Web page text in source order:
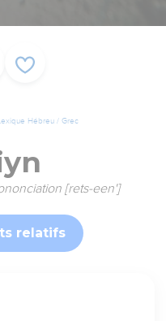
Hébreu / Grec
[rets-een']
relatifs